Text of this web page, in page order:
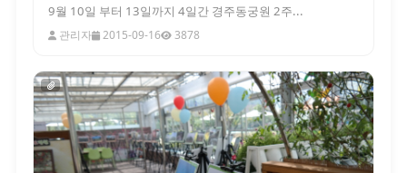
9월 10일 부터 13일까지 4일간 경주동궁원 2주...
관리자 2015-09-16 3878